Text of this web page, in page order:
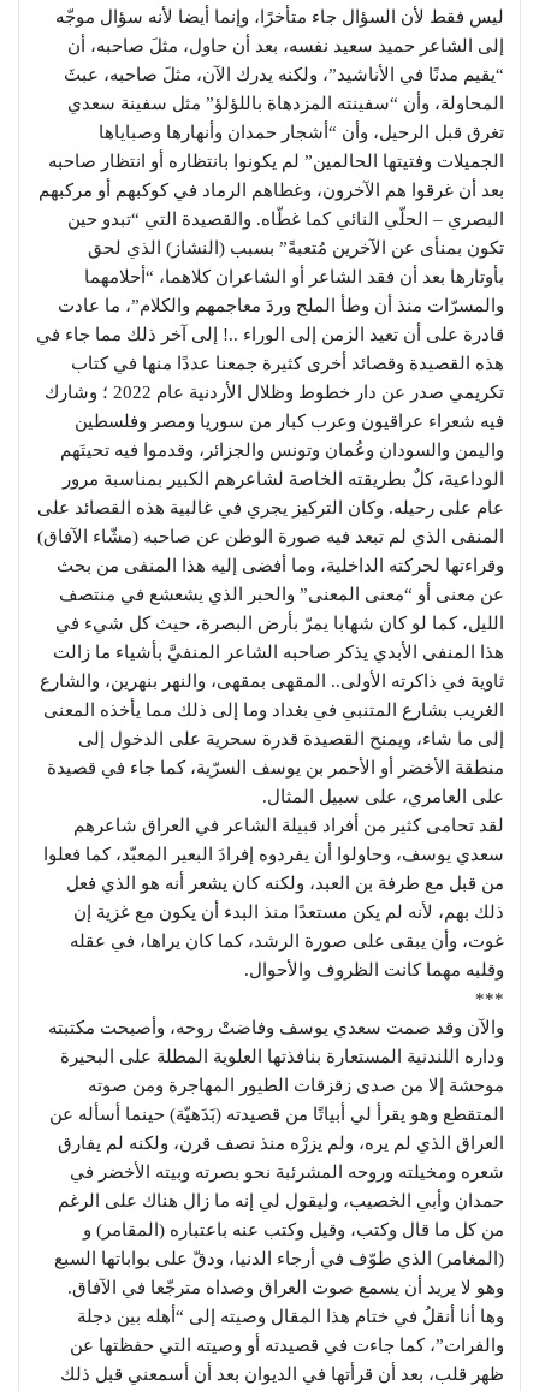
ليس فقط لأن السؤال جاء متأخرًا، وإنما أيضا لأنه سؤال موجّه
إلى الشاعر حميد سعيد نفسه، بعد أن حاول، مثلَ صاحبه، أن
“يقيم مدنًا في الأناشيد”، ولكنه يدرك الآن، مثلَ صاحبه، عبثَ
المحاولة، وأن “سفينته المزدهاة باللؤلؤ” مثل سفينة سعدي
تغرق قبل الرحيل، وأن “أشجار حمدان وأنهارها وصباياها
الجميلات وفتيتها الحالمين” لم يكونوا بانتظاره أو انتظار صاحبه
بعد أن غرقوا هم الآخرون، وغطاهم الرماد في كوكبهم أو مركبهم
البصري – الحلّي النائي كما غطّاه. والقصيدة التي “تبدو حين
تكون بمنأى عن الآخرين مُتعبةً” بسبب (النشاز) الذي لحق
بأوتارها بعد أن فقد الشاعر أو الشاعران كلاهما، “أحلامهما
والمسرّات منذ أن وطأ الملح وردَ معاجمهم والكلام”، ما عادت
قادرة على أن تعيد الزمن إلى الوراء ..! إلى آخر ذلك مما جاء في
هذه القصيدة وقصائد أخرى كثيرة جمعنا عددًا منها في كتاب
تكريمي صدر عن دار خطوط وظلال الأردنية عام 2022 ؛ وشارك
فيه شعراء عراقيون وعرب كبار من سوريا ومصر وفلسطين
واليمن والسودان وعُمان وتونس والجزائر، وقدموا فيه تحيتَهم
الوداعية، كلٌ بطريقته الخاصة لشاعرهم الكبير بمناسبة مرور
عام على رحيله. وكان التركيز يجري في غالبية هذه القصائد على
المنفى الذي لم تبعد فيه صورة الوطن عن صاحبه (مشّاء الآفاق)
وقراءتها لحركته الداخلية، وما أفضى إليه هذا المنفى من بحث
عن معنى أو “معنى المعنى” والحبر الذي يشعشع في منتصف
الليل، كما لو كان شهابا يمرّ بأرض البصرة، حيث كل شيء في
هذا المنفى الأبدي يذكر صاحبه الشاعر المنفيَّ بأشياء ما زالت
ثاوية في ذاكرته الأولى.. المقهى بمقهى، والنهر بنهرين، والشارع
الغريب بشارع المتنبي في بغداد وما إلى ذلك مما يأخذه المعنى
إلى ما شاء، ويمنح القصيدة قدرة سحرية على الدخول إلى
منطقة الأخضر أو الأحمر بن يوسف السرّية، كما جاء في قصيدة
على العامري، على سبيل المثال.
لقد تحامى كثير من أفراد قبيلة الشاعر في العراق شاعرهم
سعدي يوسف، وحاولوا أن يفردوه إفرادَ البعير المعبّد، كما فعلوا
من قبل مع طرفة بن العبد، ولكنه كان يشعر أنه هو الذي فعل
ذلك بهم، لأنه لم يكن مستعدًا منذ البدء أن يكون مع غزية إن
غوت، وأن يبقى على صورة الرشد، كما كان يراها، في عقله
وقلبه مهما كانت الظروف والأحوال.
***
والآن وقد صمت سعدي يوسف وفاضتْ روحه، وأصبحت مكتبته
وداره اللندنية المستعارة بنافذتها العلوية المطلة على البحيرة
موحشة إلا من صدى زقزقات الطيور المهاجرة ومن صوته
المتقطع وهو يقرأ لي أبياتًا من قصيدته (بَدَهيّة) حينما أسأله عن
العراق الذي لم يره، ولم يزرْه منذ نصف قرن، ولكنه لم يفارق
شعره ومخيلته وروحه المشرئبة نحو بصرته وبيته الأخضر في
حمدان وأبي الخصيب، وليقول لي إنه ما زال هناك على الرغم
من كل ما قال وكتب، وقيل وكتب عنه باعتباره (المقامر) و
(المغامر) الذي طوّف في أرجاء الدنيا، ودقّ على بواباتها السبع
وهو لا يريد أن يسمع صوت العراق وصداه مترجّعا في الآفاق.
وها أنا أنقلُ في ختام هذا المقال وصيته إلى “أهله بين دجلة
والفرات”، كما جاءت في قصيدته أو وصيته التي حفظتها عن
ظهر قلب، بعد أن قرأتها في الديوان بعد أن أسمعني قبل ذلك